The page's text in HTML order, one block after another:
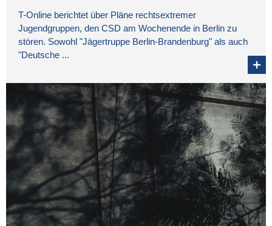
T-Online berichtet über Pläne rechtsextremer
Jugendgruppen, den CSD am Wochenende in Berlin zu
stören. Sowohl "Jägertruppe Berlin-Brandenburg" als auch
"Deutsche ...